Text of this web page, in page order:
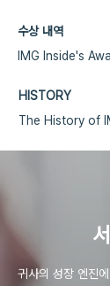
수상 내역
IMG Inside's
HISTORY
The History of
귀사의 성장 엔진